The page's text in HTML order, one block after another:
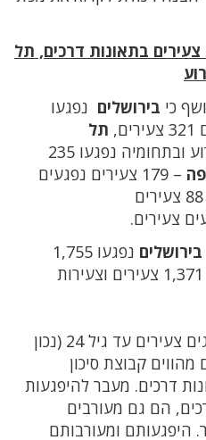
צעירים בתאונות דרכים, תל
כי בירושלים נפגעו
תל
במקום השני הגרוע ובתחומיה נפגעו 235
– 179 צעירים נפגעים
– 88 צעירים
בירושלים
נפגעו 1,755
נפגעו 1,371 צעירים וצעירות
בישראל ישנם 693 אלף נהגים צעירים עד גיל 24 (נכון
מהווים קבוצת סיכון
דרכים. מעבר להיפגעות
הם גם מעורבים
היפגעותם ומעורבותם